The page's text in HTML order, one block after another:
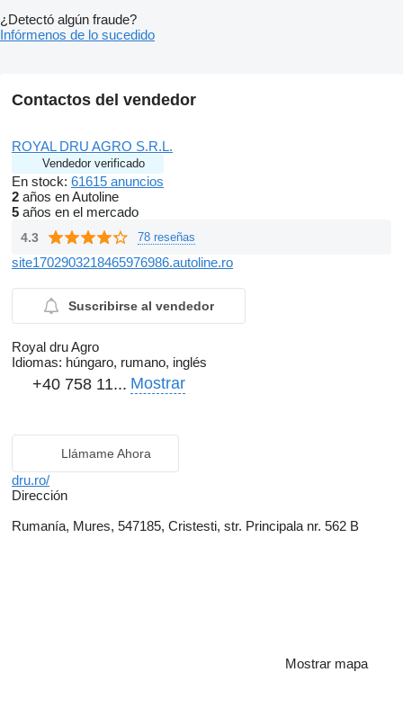
¿Detectó algún fraude?
Infórmenos de lo sucedido
Contactos del vendedor
ROYAL DRU AGRO S.R.L.
Vendedor verificado
En stock: 61615 anuncios
2 años en Autoline
5 años en el mercado
4.3 78 reseñas
site1702903218465976986.autoline.ro
Suscribirse al vendedor
Royal dru Agro
Idiomas: húngaro, rumano, inglés
+40 758 11... Mostrar
Llámame Ahora
dru.ro/
Dirección
Rumanía, Mures, 547185, Cristesti, str. Principala nr. 562 B
Mostrar mapa